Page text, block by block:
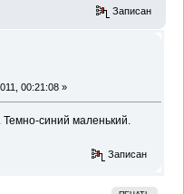
Записан
00:21:08 »
синий маленький.
Записан